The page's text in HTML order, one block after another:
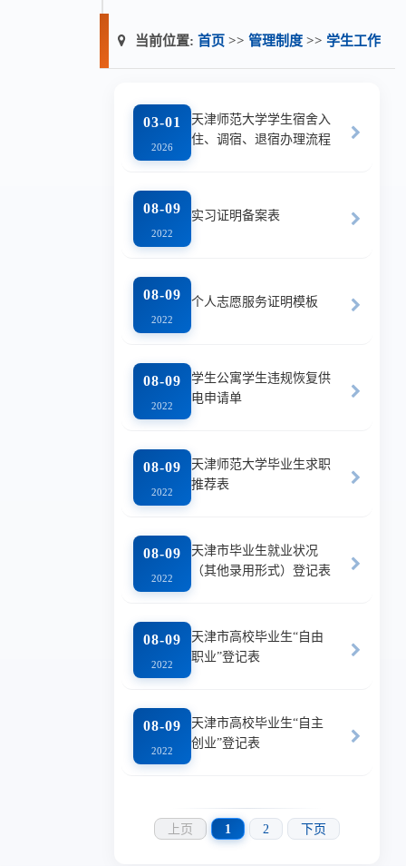
当前位置: 首页 >> 管理制度>> 学生工作
03-01
2026
天津师范大学学生宿舍入
住、调宿、退宿办理流程
08-09
2022
实习证明备案表
08-09
2022
个人志愿服务证明模板
08-09
2022
学生公寓学生违规恢复供
电申请单
08-09
2022
天津师范大学毕业生求职
推荐表
08-09
2022
天津市毕业生就业状况
（其他录用形式）登记表
08-09
2022
天津市高校毕业生“自由
职业”登记表
08-09
2022
天津市高校毕业生“自主
创业”登记表
上页 1 2 下页